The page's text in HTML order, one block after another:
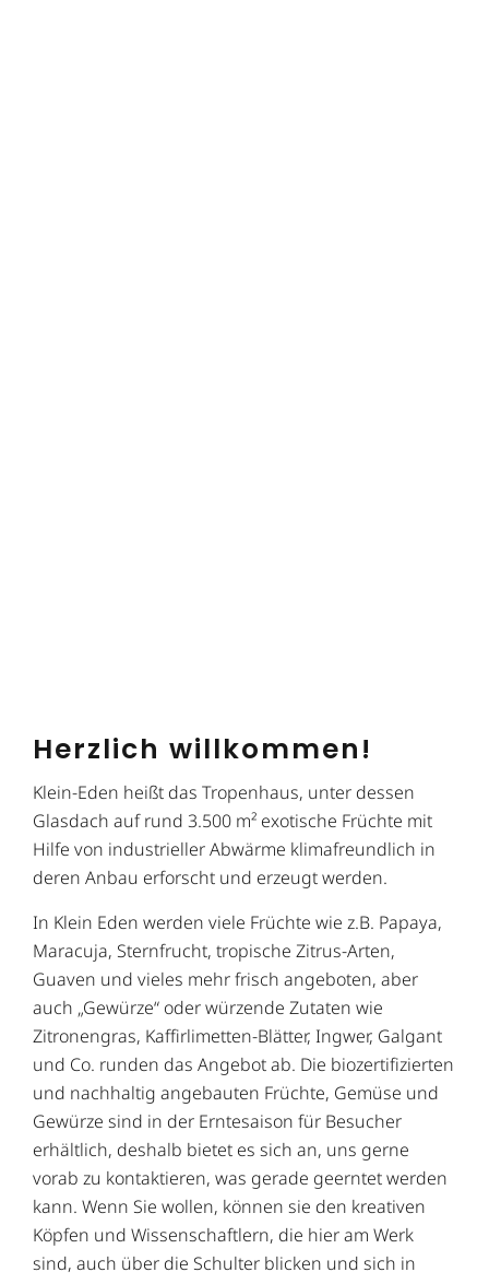
Herzlich willkommen!
Klein-Eden heißt das Tropenhaus, unter dessen
Glasdach auf rund 3.500 m² exotische Früchte mit
Hilfe von industrieller Abwärme klimafreundlich in
deren Anbau erforscht und erzeugt werden.
In Klein Eden werden viele Früchte wie z.B. Papaya,
Maracuja, Sternfrucht, tropische Zitrus-Arten,
Guaven und vieles mehr frisch angeboten, aber
auch „Gewürze“ oder würzende Zutaten wie
Zitronengras, Kaffirlimetten-Blätter, Ingwer, Galgant
und Co. runden das Angebot ab. Die biozertifizierten
und nachhaltig angebauten Früchte, Gemüse und
Gewürze sind in der Erntesaison für Besucher
erhältlich, deshalb bietet es sich an, uns gerne
vorab zu kontaktieren, was gerade geerntet werden
kann. Wenn Sie wollen, können sie den kreativen
Köpfen und Wissenschaftlern, die hier am Werk
sind, auch über die Schulter blicken und sich in